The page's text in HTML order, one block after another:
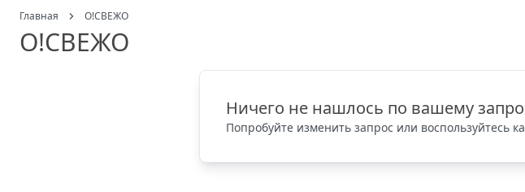
Главная О!СВЕЖО
О!СВЕЖО
Ничего не нашлось по вашему
Попробуйте изменить запрос или воспользуйтесь